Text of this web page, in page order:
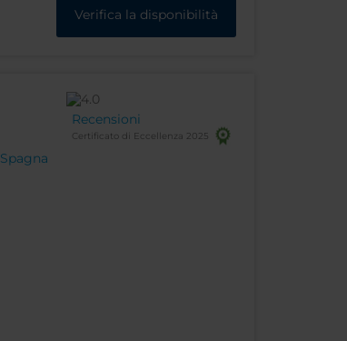
Verifica la disponibilità
Recensioni
Certificato di Eccellenza 2025